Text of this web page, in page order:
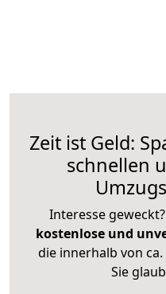
Zeit ist Geld:
schnellen
Interesse geweckt?
kostenlose und
die innerhalb von
Sie